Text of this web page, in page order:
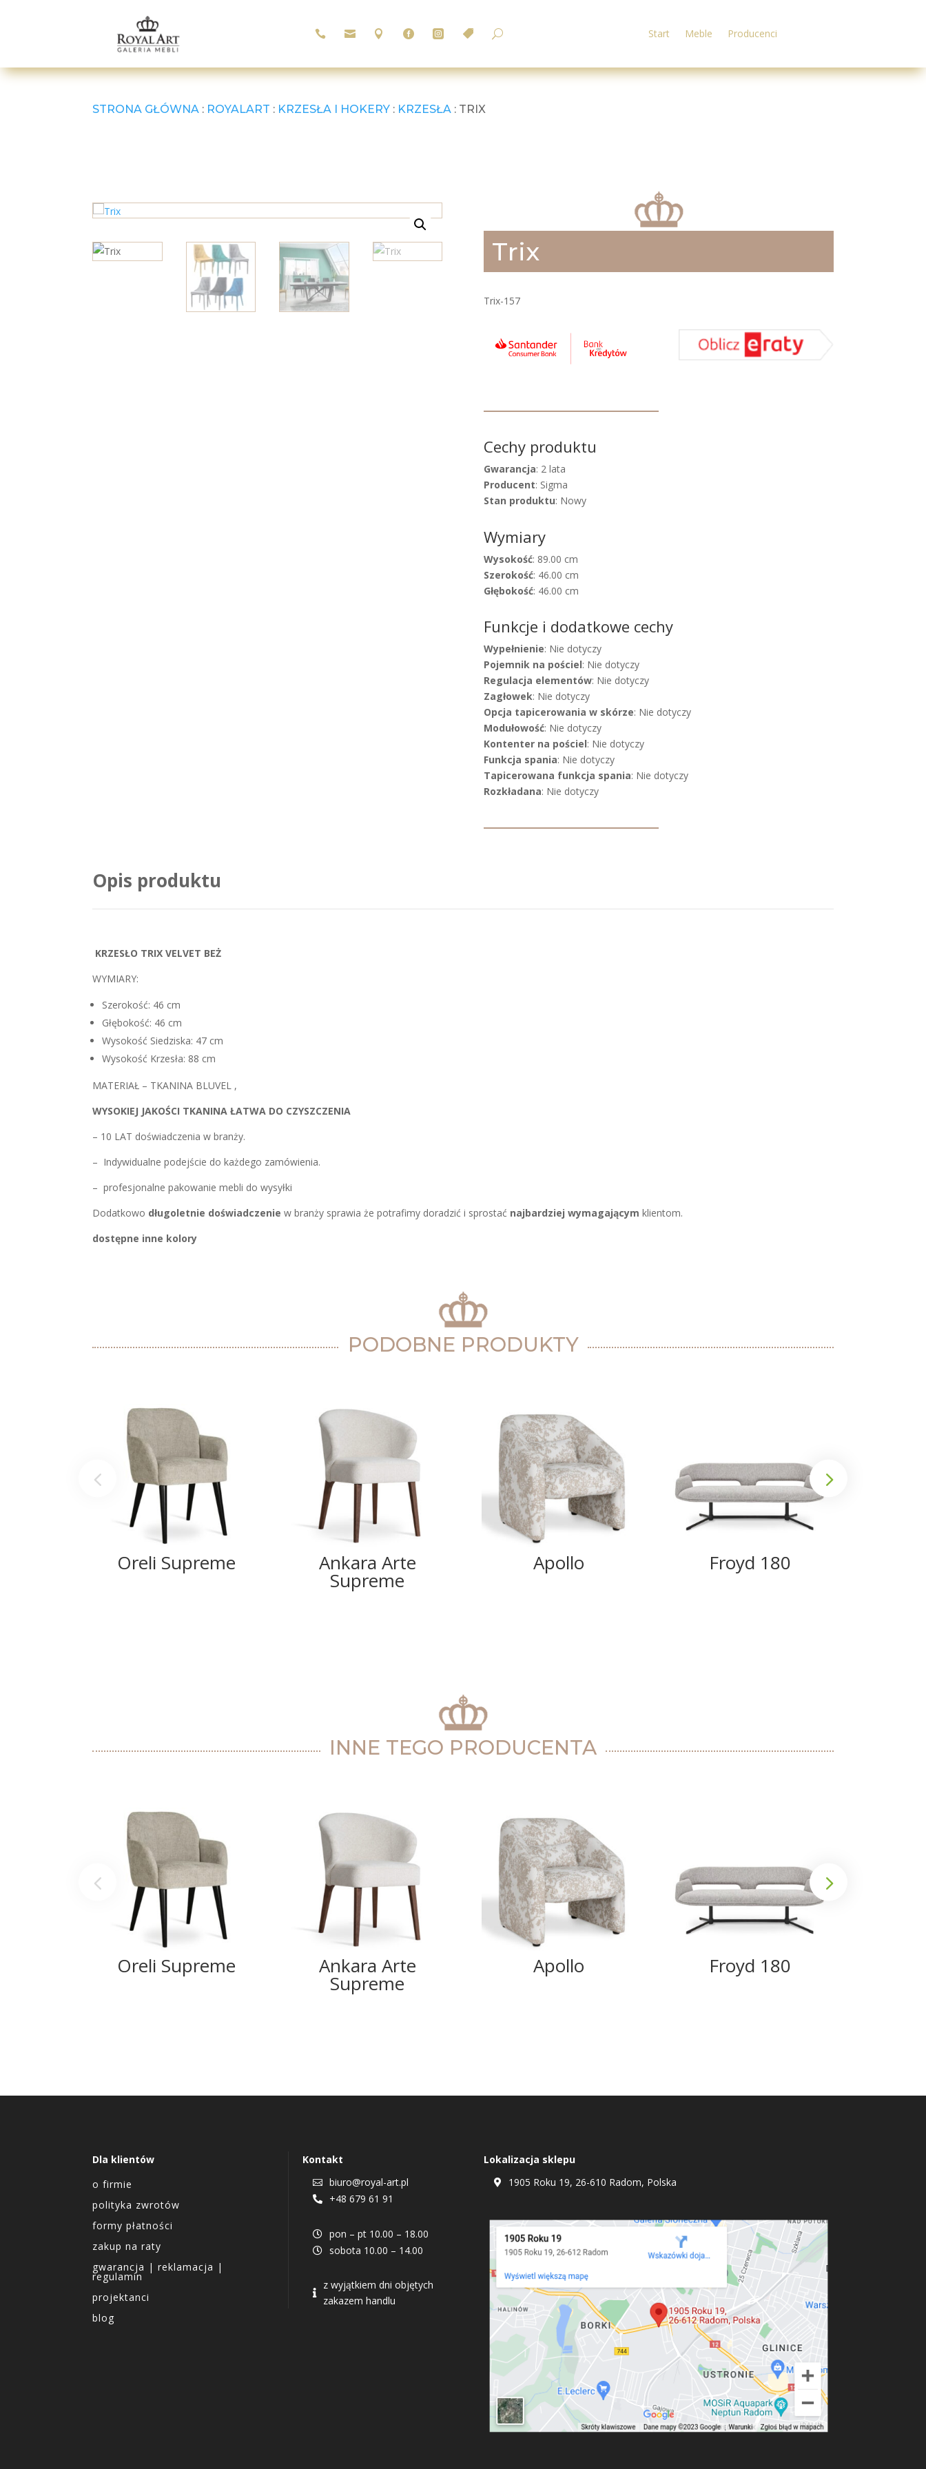
      U Start Meble Producenci
STRONA GŁÓWNA : ROYALART : KRZESŁA I HOKERY : KRZESŁA : TRIX
Trix
Trix-157
Cechy produktu
Gwarancja: 2 lata
Producent: Sigma
Stan produktu: Nowy
Wymiary
Wysokość: 89.00 cm
Szerokość: 46.00 cm
Głębokość: 46.00 cm
Funkcje i dodatkowe cechy
Wypełnienie: Nie dotyczy
Pojemnik na pościel: Nie dotyczy
Regulacja elementów: Nie dotyczy
Zagłowek: Nie dotyczy
Opcja tapicerowania w skórze: Nie dotyczy
Modułowość: Nie dotyczy
Kontenter na pościel: Nie dotyczy
Funkcja spania: Nie dotyczy
Tapicerowana funkcja spania: Nie dotyczy
Rozkładana: Nie dotyczy
Opis produktu
KRZESŁO TRIX VELVET BEŻ
WYMIARY:
Szerokość: 46 cm
Głębokość: 46 cm
Wysokość Siedziska: 47 cm
Wysokość Krzesła: 88 cm
MATERIAŁ – TKANINA BLUVEL ,
WYSOKIEJ JAKOŚCI TKANINA ŁATWA DO CZYSZCZENIA
– 10 LAT doświadczenia w branży.
– Indywidualne podejście do każdego zamówienia.
– profesjonalne pakowanie mebli do wysyłki
Dodatkowo długoletnie doświadczenie w branży sprawia że potrafimy doradzić i sprostać najbardziej wymagającym klientom.
dostępne inne kolory
PODOBNE PRODUKTY
Oreli Supreme Ankara Arte
Supreme
Apollo Froyd 180
INNE TEGO PRODUCENTA
Oreli Supreme Ankara Arte
Supreme
Apollo Froyd 180
Dla klientów
o firmie
polityka zwrotów
formy płatności
zakup na raty
gwarancja | reklamacja |
regulamin
projektanci
blog
Kontakt
 biuro@royal-art.pl
 +48 679 61 91
 pon – pt 10.00 – 18.00
 sobota 10.00 – 14.00

z wyjątkiem dni objętych
zakazem handlu
Lokalizacja sklepu
 1905 Roku 19, 26-610 Radom, Polska